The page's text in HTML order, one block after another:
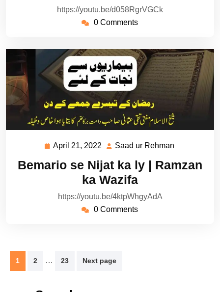
https://youtu.be/d058RgrVGCk
0 Comments
April 21, 2022
April
2022
Saad ur Rehman
Rehman
Bemario se Nijat ka ly | Ramzan
ka Wazifa
https://youtu.be/4ktpWhgyAdA
0 Comments
Posts
pagination
1 2 … 23 Next page